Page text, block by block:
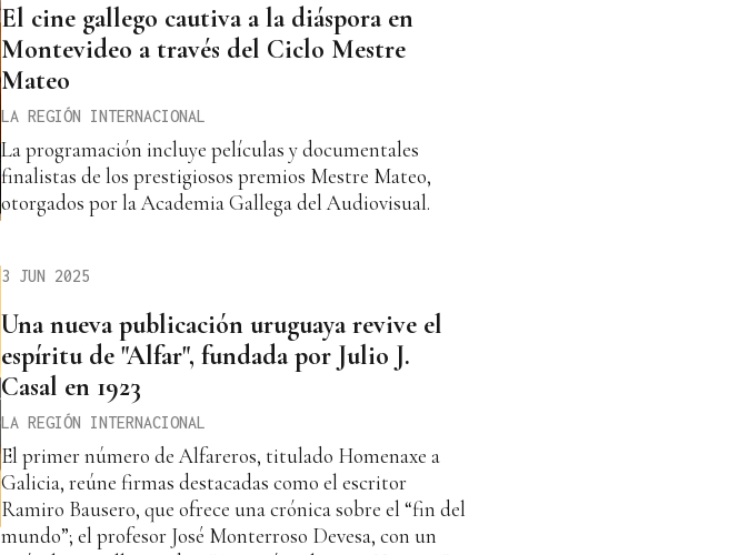
El cine gallego cautiva a la diáspora en
Montevideo a través del Ciclo Mestre
Mateo
LA REGIÓN INTERNACIONAL
La programación incluye películas y documentales
finalistas de los prestigiosos premios Mestre Mateo,
otorgados por la Academia Gallega del Audiovisual.
3 JUN 2025
Una nueva publicación uruguaya revive el
espíritu de "Alfar", fundada por Julio J.
Casal en 1923
LA REGIÓN INTERNACIONAL
El primer número de Alfareros, titulado Homenaxe a
Galicia, reúne firmas destacadas como el escritor
Ramiro Bausero, que ofrece una crónica sobre el “fin del
mundo”; el profesor José Monterroso Devesa, con un